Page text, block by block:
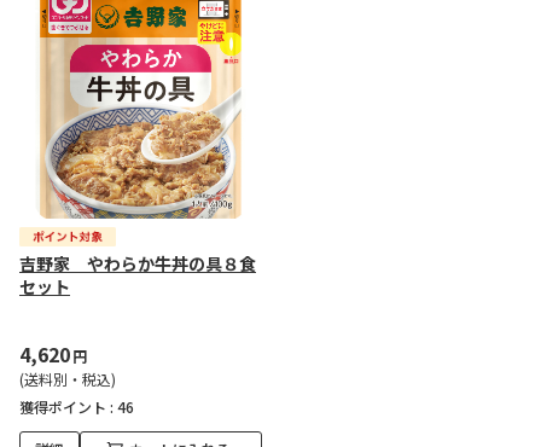
吉野家 やわらか牛丼の具８食
セット
4,620円
(送料別・税込)
獲得ポイント : 46